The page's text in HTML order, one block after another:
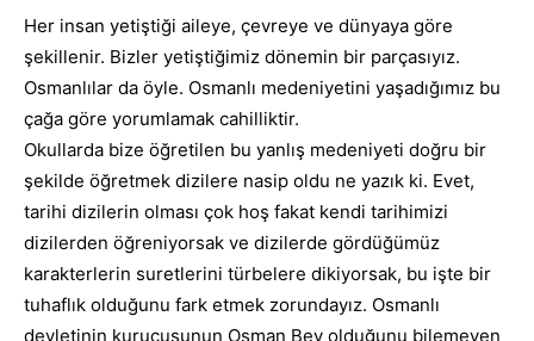
Her insan yetiştiği aileye, çevreye ve dünyaya göre
şekillenir. Bizler yetiştiğimiz dönemin bir parçasıyız.
Osmanlılar da öyle. Osmanlı medeniyetini yaşadığımız bu
çağa göre yorumlamak cahilliktir.
Okullarda bize öğretilen bu yanlış medeniyeti doğru bir
şekilde öğretmek dizilere nasip oldu ne yazık ki. Evet,
tarihi dizilerin olması çok hoş fakat kendi tarihimizi
dizilerden öğreniyorsak ve dizilerde gördüğümüz
karakterlerin suretlerini türbelere dikiyorsak, bu işte bir
tuhaflık olduğunu fark etmek zorundayız. Osmanlı
devletinin kurucusunun Osman Bey olduğunu bilemeyen